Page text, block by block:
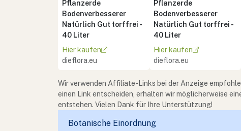
Pflanzerde
Bodenverbesserer
Natürlich Gut torffrei -
40 Liter
Hier kaufen
dieflora.eu
Pflanzerde
Bodenverbesserer
Natürlich Gut torffrei -
40 Liter
Hier kaufen
dieflora.eu
Wir verwenden Affiliate-Links bei der Anzeige
einen Link entscheiden, erhalten wir möglicherweise
entstehen. Vielen Dank für Ihre Unterstützung!
Botanische Einordnung